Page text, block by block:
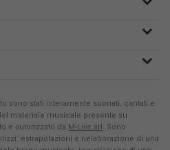
sono stati interamente suonati, cantati e
materiale musicale presente su
e autorizzato da M-Live srl. Sono
estrapolazioni e rielaborazione di una